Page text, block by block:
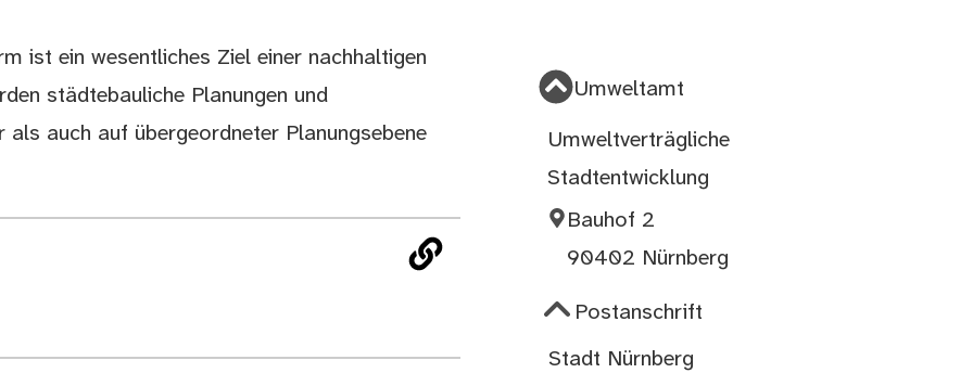
ist ein wesentliches Ziel einer nachhaltigen
städtebauliche Planungen und
auch auf übergeordneter Planungsebene
Umweltamt
Umweltverträgliche
Stadtentwicklung
Bauhof 2
90402 Nürnberg
Postanschrift
Stadt Nürnberg